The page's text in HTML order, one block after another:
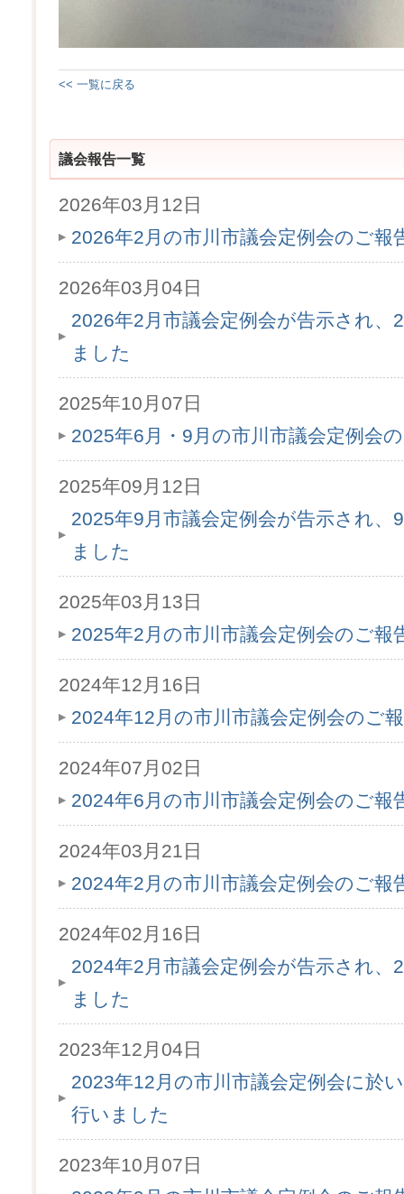
<< 一覧に戻る
議会報告一覧
2026年03月12日
2026年2月の市川市議会定例会のご報
2026年03月04日
2026年2月市議会定例会が告示され、
ました
2025年10月07日
2025年6月・9月の市川市議会定例会
2025年09月12日
2025年9月市議会定例会が告示され、
ました
2025年03月13日
2025年2月の市川市議会定例会のご報
2024年12月16日
2024年12月の市川市議会定例会のご
2024年07月02日
2024年6月の市川市議会定例会のご報
2024年03月21日
2024年2月の市川市議会定例会のご報
2024年02月16日
2024年2月市議会定例会が告示され、
ました
2023年12月04日
2023年12月の市川市議会定例会に於
行いました
2023年10月07日